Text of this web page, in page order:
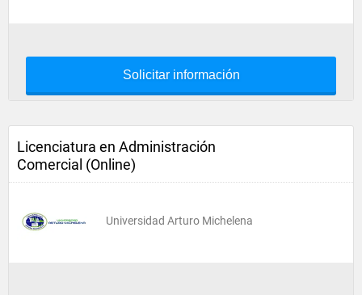
Solicitar información
Licenciatura en Administración
Comercial (Online)
Universidad Arturo Michelena